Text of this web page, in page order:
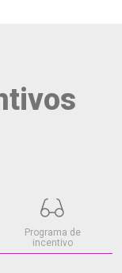
Programa de
incentivo